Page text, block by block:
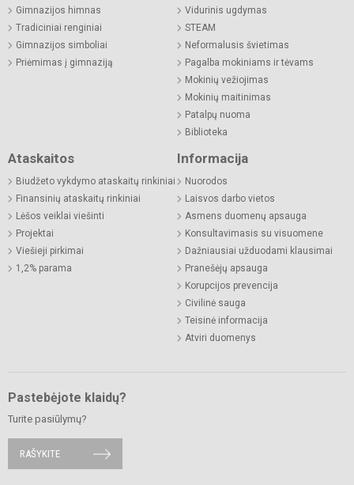
Gimnazijos himnas
Tradiciniai renginiai
Gimnazijos simboliai
Priėmimas į gimnaziją
Vidurinis ugdymas
STEAM
Neformalusis švietimas
Pagalba mokiniams ir tėvams
Mokinių vežiojimas
Mokinių maitinimas
Patalpų nuoma
Biblioteka
Ataskaitos
Biudžeto vykdymo ataskaitų rinkiniai
Finansinių ataskaitų rinkiniai
Lėšos veiklai viešinti
Projektai
Viešieji pirkimai
1,2% parama
Informacija
Nuorodos
Laisvos darbo vietos
Asmens duomenų apsauga
Konsultavimasis su visuomene
Dažniausiai užduodami klausimai
Pranešėjų apsauga
Korupcijos prevencija
Civilinė sauga
Teisinė informacija
Atviri duomenys
Pastebėjote klaidų?
Turite pasiūlymų?
RAŠYKITE